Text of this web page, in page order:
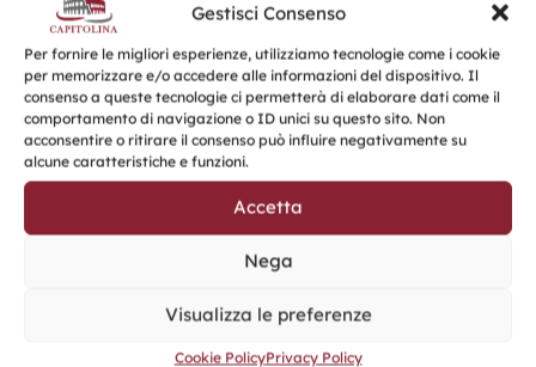
Gestisci Consenso
Per fornire le migliori esperienze, utilizziamo tecnologie come i cookie
per memorizzare e/o accedere alle informazioni del dispositivo. Il
consenso a queste tecnologie ci permetterà di elaborare dati come il
comportamento di navigazione o ID unici su questo sito. Non
acconsentire o ritirare il consenso può influire negativamente su
alcune caratteristiche e funzioni.
Accetta
Nega
Visualizza le preferenze
Cookie PolicyPrivacy Policy